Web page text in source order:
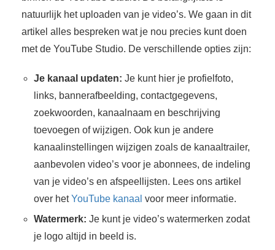
natuurlijk het uploaden van je video’s. We gaan in dit
artikel alles bespreken wat je nou precies kunt doen
met de YouTube Studio. De verschillende opties zijn:
Je kanaal updaten: Je kunt hier je profielfoto,
links, bannerafbeelding, contactgegevens,
zoekwoorden, kanaalnaam en beschrijving
toevoegen of wijzigen. Ook kun je andere
kanaalinstellingen wijzigen zoals de kanaaltrailer,
aanbevolen video’s voor je abonnees, de indeling
van je video’s en afspeellijsten. Lees ons artikel
over hetYouTube kanaal voor meer informatie.
Watermerk: Je kunt je video’s watermerken zodat
je logo altijd in beeld is.